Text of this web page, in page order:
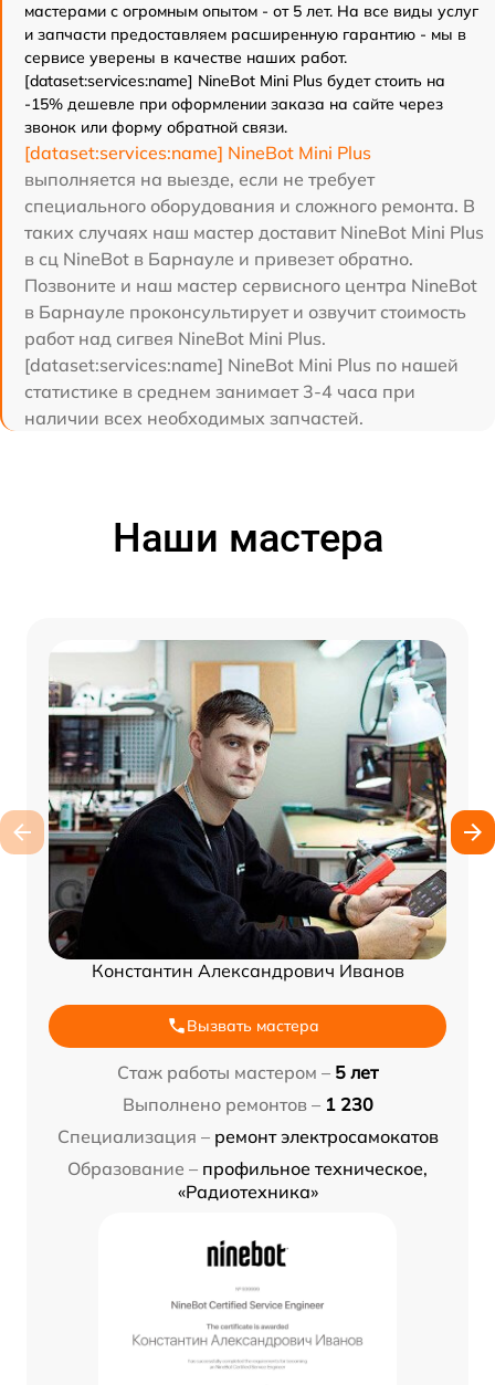
мастерами с огромным опытом - от 5 лет. На все виды услуг
и запчасти предоставляем расширенную гарантию - мы в
сервисе уверены в качестве наших работ.
[dataset:services:name] NineBot Mini Plus будет стоить на
-15% дешевле при оформлении заказа на сайте через
звонок или форму обратной связи.
[dataset:services:name] NineBot Mini Plus
выполняется на выезде, если не требует
специального оборудования и сложного ремонта. В
таких случаях наш мастер доставит NineBot Mini Plus
в сц NineBot в Барнауле и привезет обратно.
Позвоните и наш мастер сервисного центра NineBot
в Барнауле проконсультирует и озвучит стоимость
работ над сигвея NineBot Mini Plus.
[dataset:services:name] NineBot Mini Plus по нашей
статистике в среднем занимает 3-4 часа при
наличии всех необходимых запчастей.
Наши мастера
Константин Александрович Иванов
Вызвать мастера
Стаж работы мастером – 5 лет
Выполнено ремонтов – 1 230
Специализация – ремонт электросамокатов
Образование – профильное техническое,
«Радиотехника»